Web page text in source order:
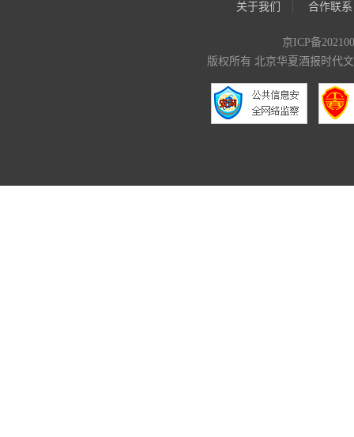
关于我们 合作联系
京ICP备
版权所有 北京华夏酒报时代文